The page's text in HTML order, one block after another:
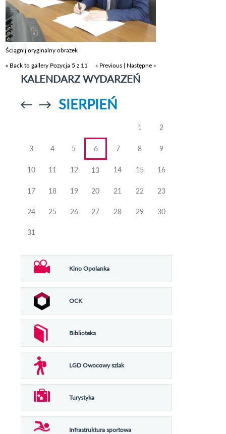
Ściągnij oryginalny obrazek
« Back to gallery Pozycja 5 z 11 « Previous | Następne »
KALENDARZ WYDARZEŃ
Przejdź doPrzejdź do
SIERPIEŃ
1 2
3 4 5 6 7 8 9
10 11 12 13 14 15 16
17 18 19 20 21 22 23
24 25 26 27 28 29 30
31
Kino Opolanka
OCK
Biblioteka
LGD Owocowy szlak
Turystyka
Infrastruktura sportowa